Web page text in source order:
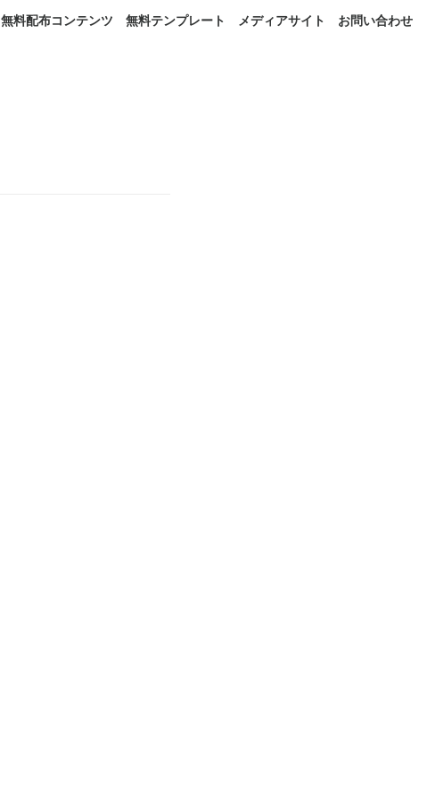
無料配布コンテンツ 無料テンプレート メディアサイト お問い合わせ